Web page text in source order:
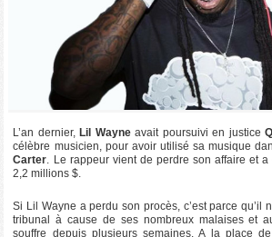
L’an dernier,Lil Wayneavait poursuivi en justice
célèbre musicien, pour avoir utilisé sa musique
Carter . Le rappeur vient de perdre son affaire et
2,2 millions $.
Si Lil Wayne a perdu son procès, c’est parce qu’il
tribunal à cause de ses nombreux malaises et
souffre depuis plusieurs semaines. A la place